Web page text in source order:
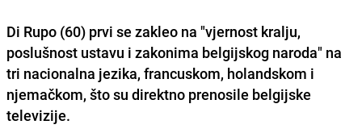
Di Rupo (60) prvi se zakleo na "vjernost kralju,
poslušnost ustavu i zakonima belgijskog naroda" na
tri nacionalna jezika, francuskom, holandskom i
njemačkom, što su direktno prenosile belgijske
televizije.